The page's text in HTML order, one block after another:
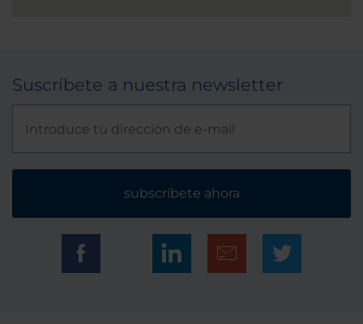
Suscríbete a nuestra newsletter
subscríbete ahora